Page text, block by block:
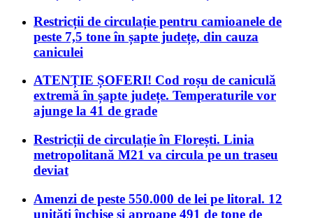
Restricții de circulație pentru camioanele de
peste 7,5 tone în șapte județe, din cauza
caniculei
ATENȚIE ȘOFERI! Cod roșu de caniculă
extremă în șapte județe. Temperaturile vor
ajunge la 41 de grade
Restricții de circulație în Florești. Linia
metropolitană M21 va circula pe un traseu
deviat
Amenzi de peste 550.000 de lei pe litoral. 12
unități închise și aproape 491 de tone de